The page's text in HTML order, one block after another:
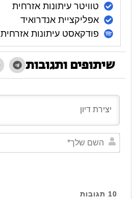
טוויטר עיתונות אזרחית
אפליקציית אנדרואיד
פודקאסט עיתונות אזרחית
שיתופים ותגובות
10 תגובות